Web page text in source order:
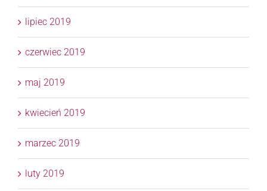
lipiec 2019
czerwiec 2019
maj 2019
kwiecień 2019
marzec 2019
luty 2019